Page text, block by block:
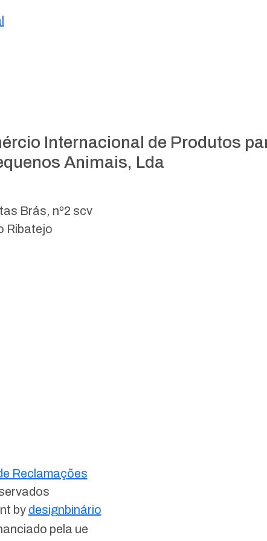
Internacional de Produtos
Animais, Lda
Brás, nº2 scv
Ribatejo
Reclamações
by designbinário